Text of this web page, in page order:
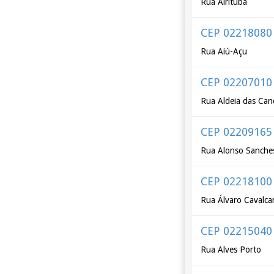
CEP 02218080
Rua Aiú-Açu
CEP 02207010
Rua Aldeia das
CEP 02209165
Rua Alonso
CEP 02218100
Rua Álvaro
CEP 02215040
Rua Alves Porto